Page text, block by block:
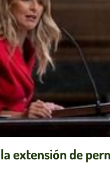
extensión de